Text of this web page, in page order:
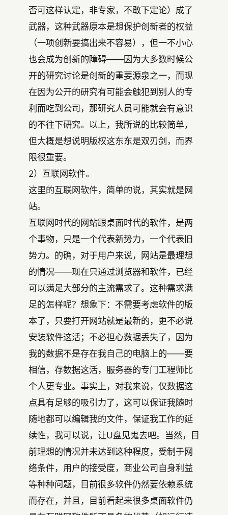
否可这样认定，非专家，不敢下定论）成了
武器，这种武器原本是想保护创新者的权益
（一项创新要搞出来不容易），但一不小心
也会成为创新的障碍——因为大多数时候公
开的研究讨论是创新的重要源泉之一，而现
在因为公开的研究有可能会触犯到别人的专
利而吃到公司，那研究人员可能就会有意识
的不往下研究。以上，我所说的比较简单，
但大概是想说明版权这东东是双刃剑，而界
限很重要。
2）互联网软件。
这里的互联网软件，简单的说，其实就是网
站。
互联网时代的网站跟桌面时代的软件，是两
个事物，只是一个代表新势力，一个代表旧
势力。的确，对于用户来说，网站是最理想
的情况——现在只通过浏览器和软件，已经
可以满足大部分的主流需求了。这种需求满
足的怎样呢？想象下：不需要考虑软件的版
本了，只要打开网站就是最新的，更不必说
安装软件这活；不必担心数据丢失了，因为
我的数据不是存在我自己的电脑上的——要
相信，存数据这活，服务器的专门工程师比
个人更专业。事实上，对我来说，仅数据这
点具有足够的吸引力了，这可以保证我随时
随地都可以编辑我的文件，保证我工作的延
续性，我可以说，让U盘见鬼去吧。当然，目
前理想的情况并未达到这种程度，受制于网
络条件，用户的接受度，商业公司自身利益
等种种问题，目前很多软件仍然要依赖系统
而存在，并且，目前看起来很多桌面软件仍